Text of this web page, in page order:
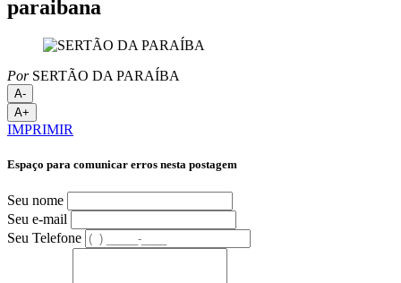
paraibana
PorSERTÃO DA PARAÍBA
A-
A+
IMPRIMIR
Espaço para comunicar erros nesta postagem
Seu nome
Seu e-mail
Seu Telefone